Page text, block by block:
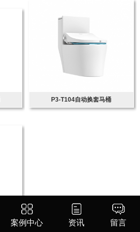
P3-T104自动换套马桶
案例中心 资讯 留言